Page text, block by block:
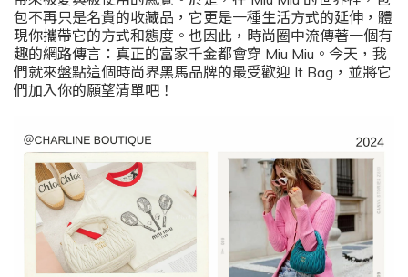
包不再只是名貴的收藏品，它更是一種生活方式的延伸，體
現你攜帶它的方式和態度。也因此，時尚圈中流傳著一個有
趣的網路傳言：真正的富家千金都會穿 Miu Miu。今天，我
們就來盤點這個時尚界黑馬品牌的最受歡迎 It Bag，並將它
們加入你的願望清單吧！